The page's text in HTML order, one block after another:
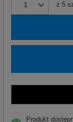
z 5
Produkt